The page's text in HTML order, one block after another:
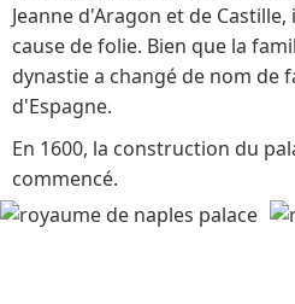
Jeanne d'Aragon et de
cause de folie. Bien que la
dynastie a changé de nom de
d'Espagne.
En 1600, la construction du
commencé.